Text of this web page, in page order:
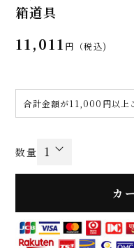
箱道具
11,011 税込
合計金額が11,000円以上
カ